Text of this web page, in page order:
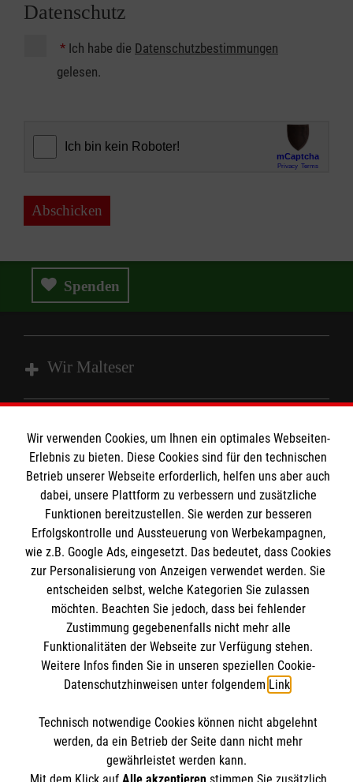
Datenschutz
* Ich habe die Datenschutzbestimmungen
gelesen.
Abschicken
Spenden
Wir Malteser
Angebote und Leistungen
Unsere Kurse
Mitarbeiten
Wir Malteser
Informationen
Kontakt
Impressum
Datenschutz
Malteser online
Malteserorden
Malteser Jugend
Malteser International
Sharepoint
Spendenkonto
Empfänger: Malteser Hilfsdienst e.V.
BIC: GENODED1AAC
Aachener Bank eG
Soziale Netzwerke
Wir verwenden Cookies, um Ihnen ein optimales Webseiten-
Erlebnis zu bieten. Diese Cookies sind für den technischen
Betrieb unserer Webseite erforderlich, helfen uns aber auch
dabei, unsere Plattform zu verbessern und zusätzliche
Funktionen bereitzustellen. Sie werden zur besseren
Erfolgskontrolle und Aussteuerung von Werbekampagnen,
wie z.B. Google Ads, eingesetzt. Das bedeutet, dass Cookies
zur Personalisierung von Anzeigen verwendet werden. Sie
entscheiden selbst, welche Kategorien Sie zulassen
möchten. Beachten Sie jedoch, dass bei fehlender
Zustimmung gegebenenfalls nicht mehr alle
Funktionalitäten der Webseite zur Verfügung stehen.
Weitere Infos finden Sie in unseren speziellen Cookie-
Datenschutzhinweisen unter folgendem Link.
Technisch notwendige Cookies können nicht abgelehnt
werden, da ein Betrieb der Seite dann nicht mehr
gewährleistet werden kann.